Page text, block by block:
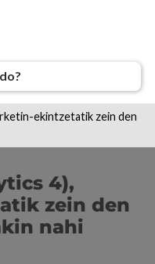
ekintzetatik zein den
4),
zein den
nahi